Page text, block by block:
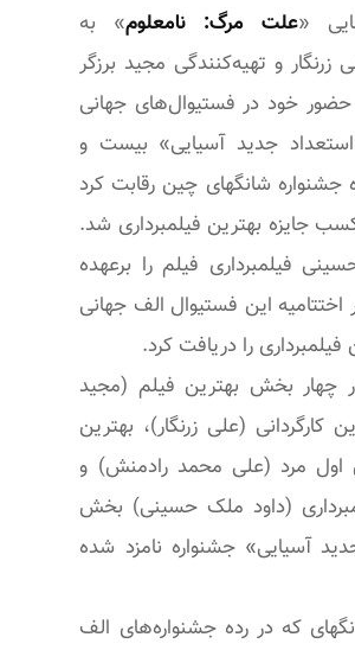
«علت مرگ: نامعلوم» به
زرنگار و تهیه‌کنندگی مجید برزگر
خود در فستیوال‌های جهانی
جدید آسیایی» بیست و
جشنواره شانگهای چین رقابت کرد
جایزه بهترین فیلمبرداری شد.
فیلمبرداری فیلم را برعهده
این فستیوال الف جهانی
فیلمبرداری را دریافت کرد.
چهار بخش بهترین فیلم (مجید
کارگردانی (علی زرنگار)، بهترین
اول مرد (علی محمد رادمنش) و
(داود ملک حسینی) بخش
آسیایی» جشنواره نامزد شده
که در رده جشنواره‌های الف